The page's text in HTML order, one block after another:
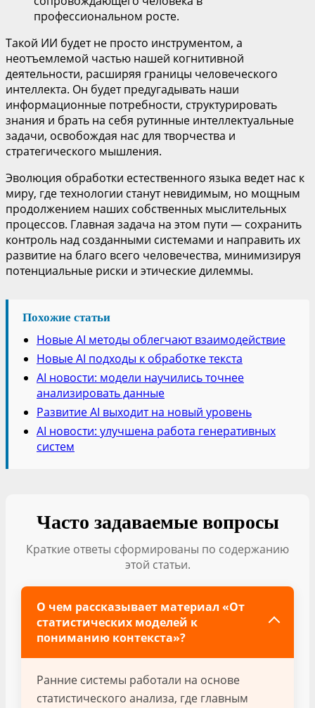
профессиональном росте.
Такой ИИ будет не просто инструментом, а
неотъемлемой частью нашей когнитивной
деятельности, расширяя границы человеческого
интеллекта. Он будет предугадывать наши
информационные потребности, структурировать
знания и брать на себя рутинные интеллектуальные
задачи, освобождая нас для творчества и
стратегического мышления.
Эволюция обработки естественного языка ведет нас к
миру, где технологии станут невидимым, но мощным
продолжением наших собственных мыслительных
процессов. Главная задача на этом пути — сохранить
контроль над созданными системами и направить их
развитие на благо всего человечества, минимизируя
потенциальные риски и этические дилеммы.
Похожие статьи
Новые AI методы облегчают взаимодействие
Новые AI подходы к обработке текста
AI новости: модели научились точнее
анализировать данные
Развитие AI выходит на новый уровень
AI новости: улучшена работа генеративных
систем
Часто задаваемые вопросы
Краткие ответы сформированы по содержанию
этой статьи.
О чем рассказывает материал «От
статистических моделей к
пониманию контекста»?
Ранние системы работали на основе
статистического анализа, где главным